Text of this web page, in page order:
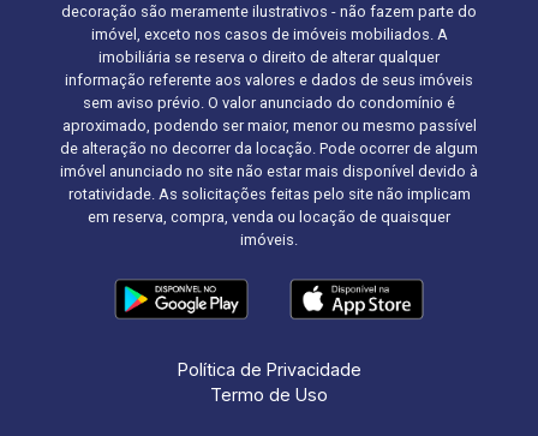
decoração são meramente ilustrativos - não fazem parte do
imóvel, exceto nos casos de imóveis mobiliados. A
imobiliária se reserva o direito de alterar qualquer
informação referente aos valores e dados de seus imóveis
sem aviso prévio. O valor anunciado do condomínio é
aproximado, podendo ser maior, menor ou mesmo passível
de alteração no decorrer da locação. Pode ocorrer de algum
imóvel anunciado no site não estar mais disponível devido à
rotatividade. As solicitações feitas pelo site não implicam
em reserva, compra, venda ou locação de quaisquer
imóveis.
Política de Privacidade
Termo de Uso